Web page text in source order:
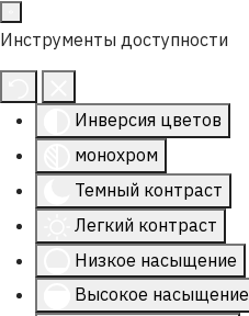
Инструменты доступности
Инверсия цветов
монохром
Темный контраст
Легкий контраст
Низкое насыщение
Высокое насыщение